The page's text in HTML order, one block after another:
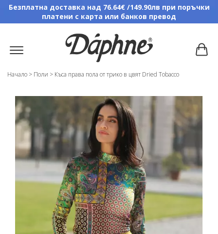
Безплатна доставка над 76.64€ /149.90лв при поръчки
платени с карта или банков превод
Начало > Поли > Къса права пола от трико в цвят Dried Tobacco